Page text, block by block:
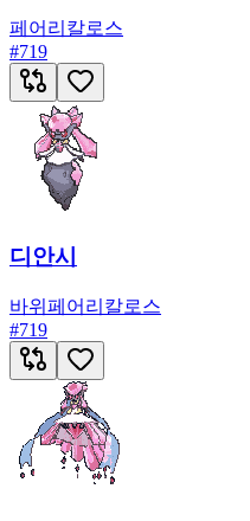
페어리 칼로스
#719
디안시
바위 페어리 칼로스
#719